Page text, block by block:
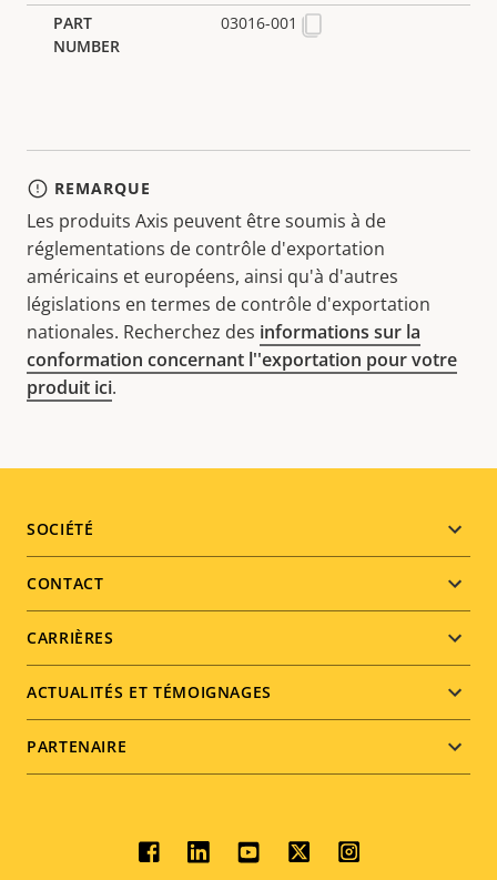
03016-001
REMARQUE
Les produits Axis peuvent être soumis à de
réglementations de contrôle d'exportation
américains et européens, ainsi qu'à d'autres
législations en termes de contrôle d'exportation
nationales. Recherchez des informations sur la
conformation concernant l''exportation pour votre
produit ici.
Footer
menu
SOCIÉTÉ
CONTACT
CARRIÈRES
ACTUALITÉS ET TÉMOIGNAGES
PARTENAIRE
Social